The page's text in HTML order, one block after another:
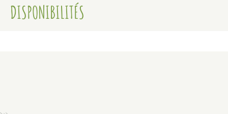
DISPONIBILITÉS